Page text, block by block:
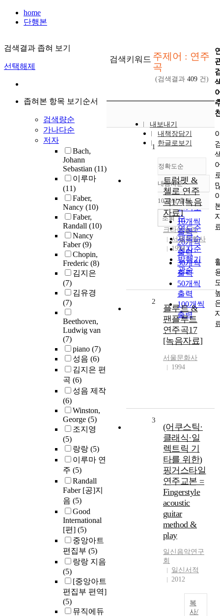
home
단행본
검색결과 좁혀 보기
선택해제
좁혀본 항목 보기순서
검색량순
가나다순
저자
Bach,
Johann
Sebastian (11)
이루마
(11)
Faber,
Nancy (10)
Faber,
Randall (10)
Nancy
Faber(9)
Chopin,
Frederic (8)
김지은
(7)
김유경
(7)
Beethoven,
Ludwig van
(7)
piano (7)
성음 (6)
김지은 편
곡 (6)
성음 제작
(6)
Winston,
George (5)
조지영
(5)
랑랑 (5)
이루마 연
주 (5)
Randall
Faber [공]지
음 (5)
Good
International
[편] (5)
중앙아트
편집부 (5)
랑랑 지음
(5)
[중앙아트
편집부 편역]
(5)
뮤직에듀
검색키워드 주제어 : 연주
곡
(검색결과 409 건)
내보내기
내책장담기
한글로보기
정확도순
정확도
순
인기도
순
연도순
제목순
저자순
발행기
관순
내림차순
내림차순
10개씩 출력
10개씩
출력
20개씩
출력
30개씩
출력
50개씩
출력
100개씩
출력
조회
1
트럼펫 &
첼로 연주
곡17 [녹음
자료]
크라이슬러
서울문화사
1994
2
플루트 &
팬플루트
연주곡17
[녹음자료]
서울문화사
1994
3
(어쿠스틱·
클래식·일
렉트릭 기
타를 위한)
핑거스타일
연주교본 =
Fingerstyle
acoustic
guitar
method &
play
일신음악연구
회
일신서적
2012
복
사/